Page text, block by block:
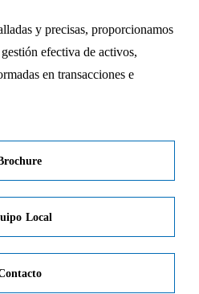
y precisas, proporcionamos
efectiva de activos,
en transacciones e
Local